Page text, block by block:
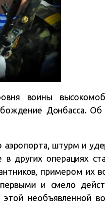
воины
Донбасса.
аэропорта, штурм и
других операциях
примером их
и смело
этой необъявленной